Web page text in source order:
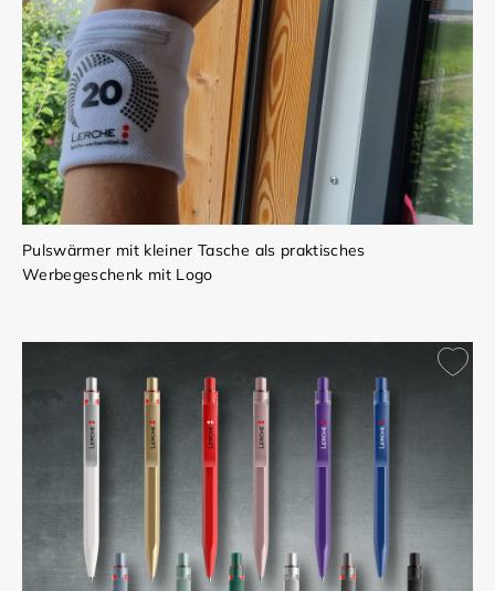
Pulswärmer mit kleiner Tasche als praktisches
Werbegeschenk mit Logo